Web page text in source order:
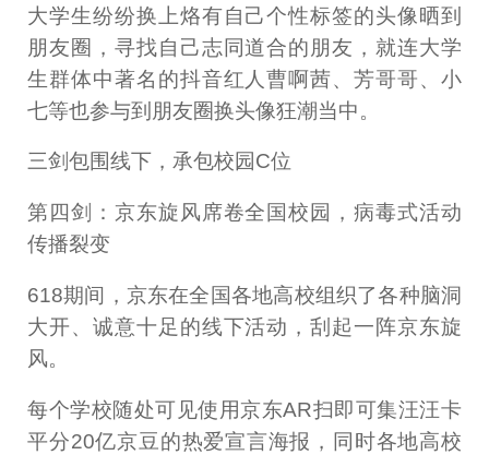
大学生纷纷换上烙有自己个性标签的头像晒到
朋友圈，寻找自己志同道合的朋友，就连大学
生群体中著名的抖音红人曹啊茜、芳哥哥、小
七等也参与到朋友圈换头像狂潮当中。
三剑包围线下，承包校园C位
第四剑：京东旋风席卷全国校园，病毒式活动
传播裂变
618期间，京东在全国各地高校组织了各种脑洞
大开、诚意十足的线下活动，刮起一阵京东旋
风。
每个学校随处可见使用京东AR扫即可集汪汪卡
平分20亿京豆的热爱宣言海报，同时各地高校